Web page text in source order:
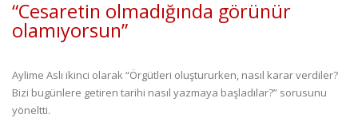
“Cesaretin olmadığında görünür
olamıyorsun”
Aylime Aslı ikinci olarak “Örgütleri oluştururken, nasıl karar verdiler?
Bizi bugünlere getiren tarihi nasıl yazmaya başladılar?” sorusunu
yöneltti.